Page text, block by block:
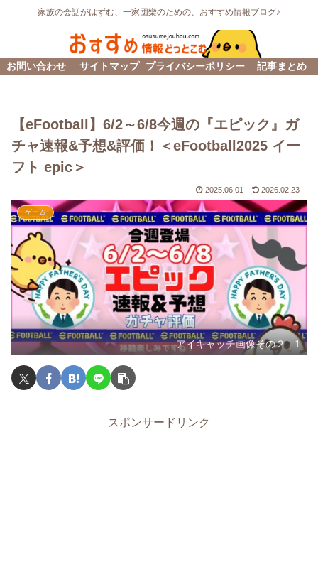
家族の会話がはずむ、一家団欒のための、おすすめ情報ブログ♪
お問い合わせ サイトマップ プライバシーポリシー 記事まとめ
【eFootball】6/2～6/8今週の『エピック』ガ
チャ速報&予想&評価！＜eFootball2025 イー
フト epic＞
2025.06.01 2026.02.23
ゲーム
アイキャッチ画像その２ - 1
スポンサードリンク